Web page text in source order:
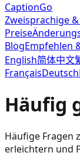
CaptionGo
Zweisprachige
Preise
BlogEmpfehlen
English简体中文
FrançaisDeutsch
Häufig
Häufige Fragen
erleichtern und